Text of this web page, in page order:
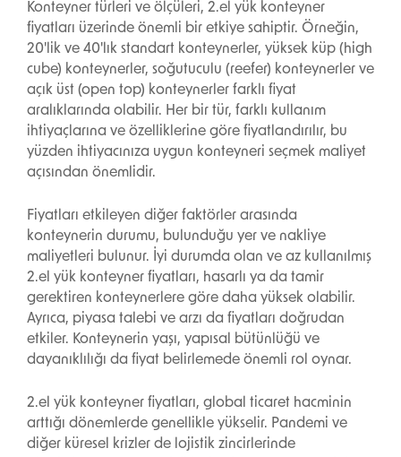
Konteyner türleri ve ölçüleri, 2.el yük konteyner
fiyatları üzerinde önemli bir etkiye sahiptir. Örneğin,
20'lik ve 40'lık standart konteynerler, yüksek küp (high
cube) konteynerler, soğutuculu (reefer) konteynerler ve
açık üst (open top) konteynerler farklı fiyat
aralıklarında olabilir. Her bir tür, farklı kullanım
ihtiyaçlarına ve özelliklerine göre fiyatlandırılır, bu
yüzden ihtiyacınıza uygun konteyneri seçmek maliyet
açısından önemlidir.
Fiyatları etkileyen diğer faktörler arasında
konteynerin durumu, bulunduğu yer ve nakliye
maliyetleri bulunur. İyi durumda olan ve az kullanılmış
2.el yük konteyner fiyatları, hasarlı ya da tamir
gerektiren konteynerlere göre daha yüksek olabilir.
Ayrıca, piyasa talebi ve arzı da fiyatları doğrudan
etkiler. Konteynerin yaşı, yapısal bütünlüğü ve
dayanıklılığı da fiyat belirlemede önemli rol oynar.
2.el yük konteyner fiyatları, global ticaret hacminin
arttığı dönemlerde genellikle yükselir. Pandemi ve
diğer küresel krizler de lojistik zincirlerinde